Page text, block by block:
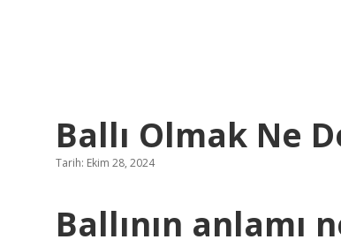
Ballı Olmak Ne
Tarih: Ekim 28, 2024
Ballının anlamı